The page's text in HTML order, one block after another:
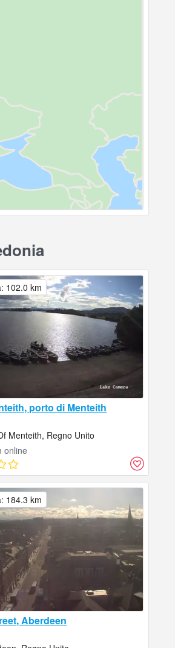
porto di Menteith
Menteith, Regno Unito
online
102.0 km
Aberdeen
184.3 km